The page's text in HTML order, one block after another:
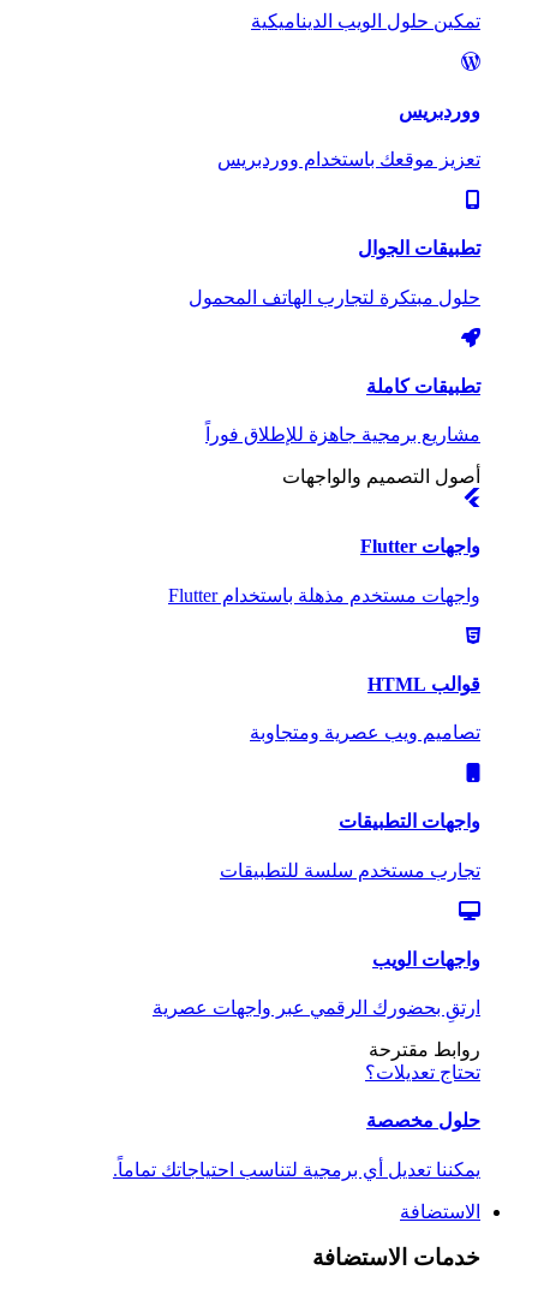
تمكين حلول الويب الديناميكية
ووردبريس
تعزيز موقعك باستخدام ووردبريس
تطبيقات الجوال
حلول مبتكرة لتجارب الهاتف المحمول
تطبيقات كاملة
مشاريع برمجية جاهزة للإطلاق فوراً
أصول التصميم والواجهات
واجهات Flutter
واجهات مستخدم مذهلة باستخدام Flutter
قوالب HTML
تصاميم ويب عصرية ومتجاوبة
واجهات التطبيقات
تجارب مستخدم سلسة للتطبيقات
واجهات الويب
ارتقِ بحضورك الرقمي عبر واجهات عصرية
روابط مقترحة
تحتاج تعديلات؟
حلول مخصصة
يمكننا تعديل أي برمجية لتناسب احتياجاتك تماماً.
الاستضافة
خدمات الاستضافة